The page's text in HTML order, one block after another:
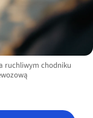
ruchliwym chodniku